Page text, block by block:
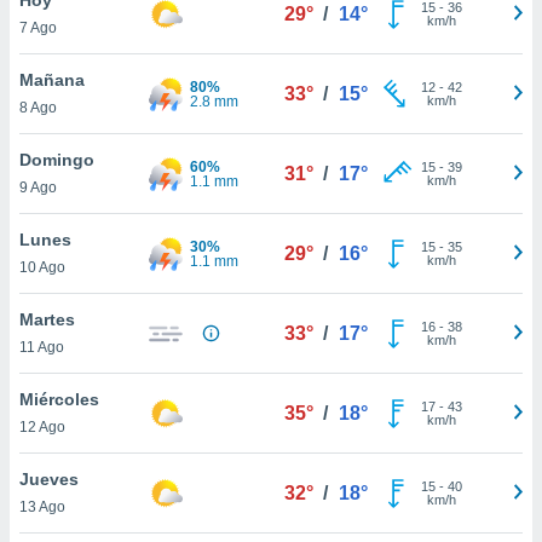
en
más
nuestra
de
cookies
aceptar
7 Ago
29° / 14° 15- 36
km/h
Mañana
8 Ago
80%
2.8 mm
33° / 15° 12- 42
km/h
Domingo
9 Ago
60%
1.1 mm
31° / 17° 15- 39
km/h
Lunes
10 Ago
30%
1.1 mm
29° / 16° 15- 35
km/h
Martes
11 Ago
33° / 17° 16- 38
km/h
Miércoles
12 Ago
35° / 18° 17- 43
km/h
Jueves
13 Ago
32° / 18° 15- 40
km/h